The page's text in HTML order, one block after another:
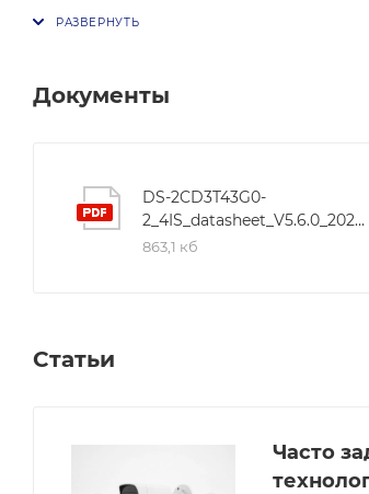
Защита: IP67
Документы
DS-2CD3T43G0-
2_4IS_datasheet_V5.6.0_20211208
863,1 кб
Статьи
Часто